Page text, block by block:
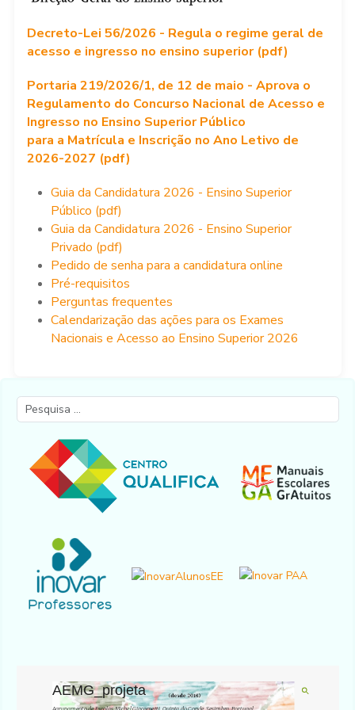
Decreto-Lei 56/2026 - Regula o regime geral de
acesso e ingresso no ensino superior (pdf)
Portaria 219/2026/1, de 12 de maio - Aprova o
Regulamento do Concurso Nacional de Acesso e
Ingresso no Ensino Superior Público
para a Matrícula e Inscrição no Ano Letivo de
2026-2027 (pdf)
Guia da Candidatura 2026 - Ensino Superior
Público (pdf)
Guia da Candidatura 2026 - Ensino Superior
Privado (pdf)
Pedido de senha para a candidatura online
Pré-requisitos
Perguntas frequentes
Calendarização das ações para os Exames
Nacionais e Acesso ao Ensino Superior 2026